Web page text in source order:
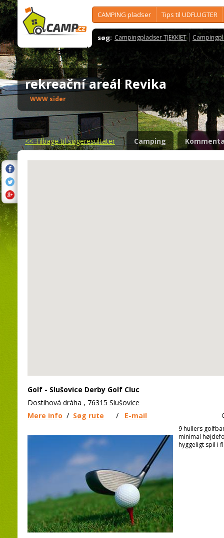
CAMPING pladser Tips til UDFLUGTER
søg: Campingpladser TJEKKIET
rekreační areál Revika
WWW sider
<<Tilbage til søgeresultater Camping
Golf - Slušovice Derby Golf Cluc
Dostihová dráha , 76315 Slušovice
Mere info / Søg rute / E-mail
9 hullers
minimal
hyggeligt spil i